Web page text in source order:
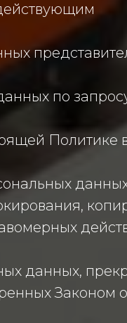
по
Политике
данных,
Законом